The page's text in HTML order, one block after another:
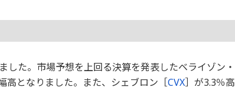
た。市場予想を上回る決算を発表したベライゾン・
高となりました。また、シェブロン［CVX］が3.3％高